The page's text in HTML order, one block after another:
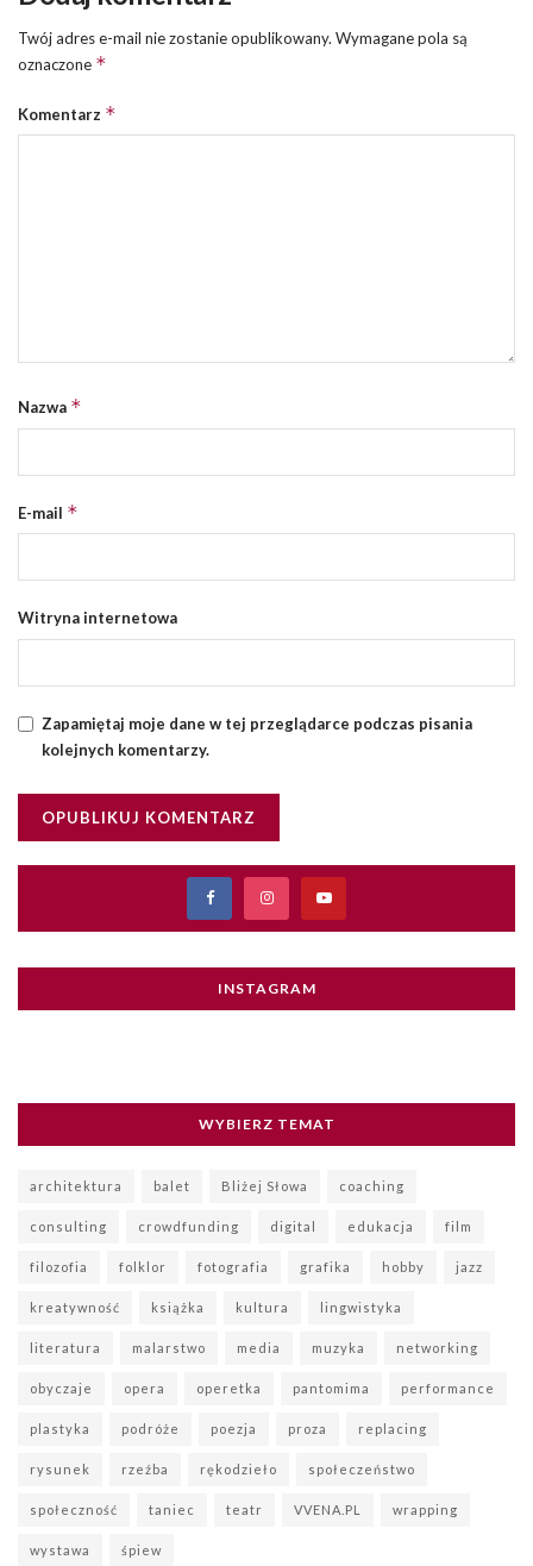
Twój adres e-mail nie zostanie opublikowany. Wymagane pola są
oznaczone *
Komentarz *
Nazwa *
E-mail *
Witryna internetowa
Zapamiętaj moje dane w tej przeglądarce podczas pisania
kolejnych komentarzy.
INSTAGRAM
WYBIERZ TEMAT
architektura balet Bliżej Słowa coaching
consulting crowdfunding digital edukacja film
filozofia folklor fotografia grafika hobby jazz
kreatywność książka kultura lingwistyka
literatura malarstwo media muzyka networking
obyczaje opera operetka pantomima performance
plastyka podróże poezja proza replacing
rysunek rzeźba rękodzieło społeczeństwo
społeczność taniec teatr VVENA.PL wrapping
wystawa śpiew